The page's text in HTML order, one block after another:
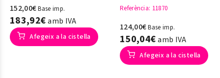
152,00€Base imp.
183,92€amb IVA
Afegeix a la cistella
Referència: 11870
124,00€Base imp.
150,04€amb IVA
Afegeix a la cistella